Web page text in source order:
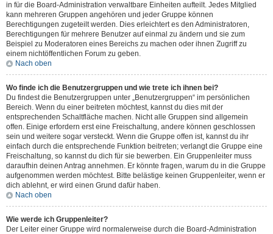
in für die Board-Administration verwaltbare Einheiten aufteilt. Jedes Mitglied
kann mehreren Gruppen angehören und jeder Gruppe können
Berechtigungen zugeteilt werden. Dies erleichtert es den Administratoren,
Berechtigungen für mehrere Benutzer auf einmal zu ändern und sie zum
Beispiel zu Moderatoren eines Bereichs zu machen oder ihnen Zugriff zu
einem nichtöffentlichen Forum zu geben.
Nach oben
Wo finde ich die Benutzergruppen und wie trete ich ihnen bei?
Du findest die Benutzergruppen unter „Benutzergruppen“ im persönlichen
Bereich. Wenn du einer beitreten möchtest, kannst du dies mit der
entsprechenden Schaltfläche machen. Nicht alle Gruppen sind allgemein
offen. Einige erfordern erst eine Freischaltung, andere können geschlossen
sein und weitere sogar versteckt. Wenn die Gruppe offen ist, kannst du ihr
einfach durch die entsprechende Funktion beitreten; verlangt die Gruppe eine
Freischaltung, so kannst du dich für sie bewerben. Ein Gruppenleiter muss
daraufhin deinen Antrag annehmen. Er könnte fragen, warum du in die Gruppe
aufgenommen werden möchtest. Bitte belästige keinen Gruppenleiter, wenn er
dich ablehnt, er wird einen Grund dafür haben.
Nach oben
Wie werde ich Gruppenleiter?
Der Leiter einer Gruppe wird normalerweise durch die Board-Administration